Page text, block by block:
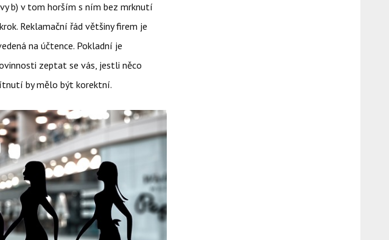
b) v tom horším s ním bez mrknutí
Reklamační řád většiny firem je
na účtence. Pokladní je
zeptat se vás, jestli něco
by mělo být korektní.